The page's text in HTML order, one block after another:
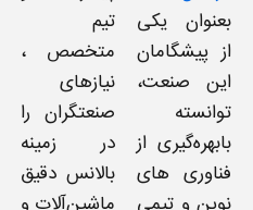
بعنوان یکی
از پیشگامان
این صنعت،
توانسته
بابهره‌گیری از
فناوری های
تیم
متخصص ،
نیازهای
صنعتگران را
در زمینه
بالانس دقیق